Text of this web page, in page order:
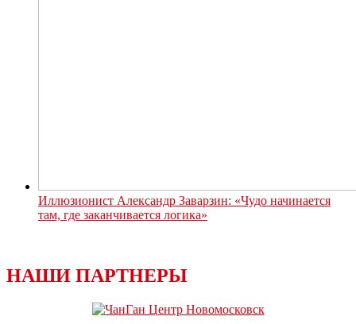
Иллюзионист Александр Заварзин: «Чудо начинается
там, где заканчивается логика»
НАШИ ПАРТНЕРЫ